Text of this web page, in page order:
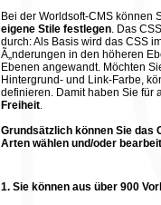
Bei der Worldsoft-CMS können
eigene Stile festlegen. Das
durch: Als Basis wird das CSS
Ã„nderungen in den höheren
Ebenen angewandt. Möchten
Hintergrund- und Link-Farbe,
definieren. Damit haben Sie für
Freiheit.
Grundsätzlich können Sie das
Arten wählen und/oder
1. Sie können aus über 900